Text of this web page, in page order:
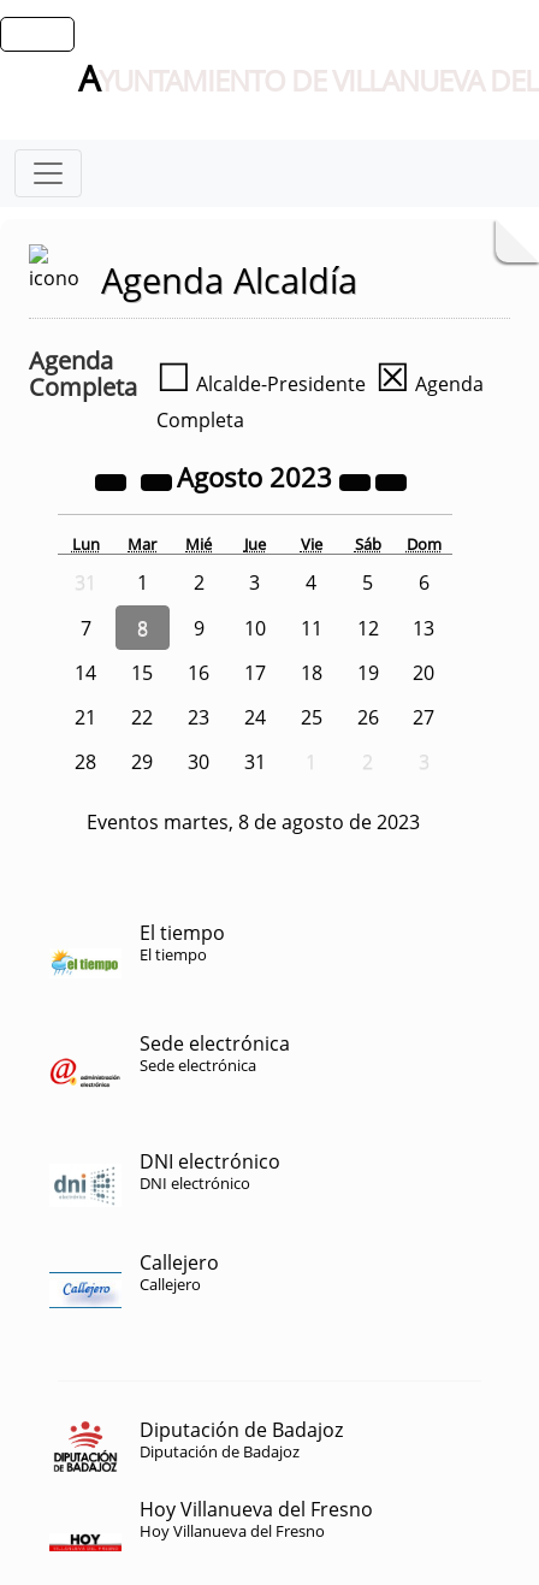
AYUNTAMIENTO DE VILLANUEVA
Agenda Alcaldía
Agenda
Completa
☐ Alcalde-Presidente ☒ Agenda
Completa
Agosto 2023
Lun Mar Mié Jue Vie Sáb Dom
31 1 2 3 4 5
6
7
8 9 10 11 12
13
14
15 16 17 18 19
20
21
22 23 24 25 26
27
28
29 30 31 1 2 3
Eventos martes, 8 de agosto de 2023
El tiempo
El tiempo
Sede electrónica
Sede electrónica
DNI electrónico
DNI electrónico
Callejero
Callejero
Diputación de Badajoz
Diputación de Badajoz
Hoy Villanueva del Fresno
Hoy Villanueva del Fresno